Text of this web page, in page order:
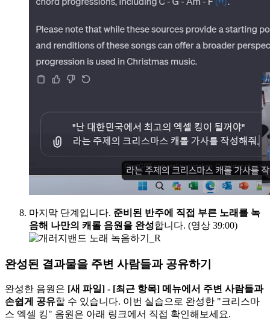
마지막 단계입니다. 준비된 반주에 직접 부른 노래를 녹
음해 나만의 캐롤 음원을 완성합니다. (영상 39:00)
완성된 결과물을 주변 사람들과 공유하기
완성한 음원은 [새 파일] - [최근 항목] 메뉴에서 주변 사람들과
손쉽게 공유할 수 있습니다. 이번 실습으로 완성한 "크리스마
스 엑셀 킹" 음원은 아래 링크에서 직접 확인해보세요.